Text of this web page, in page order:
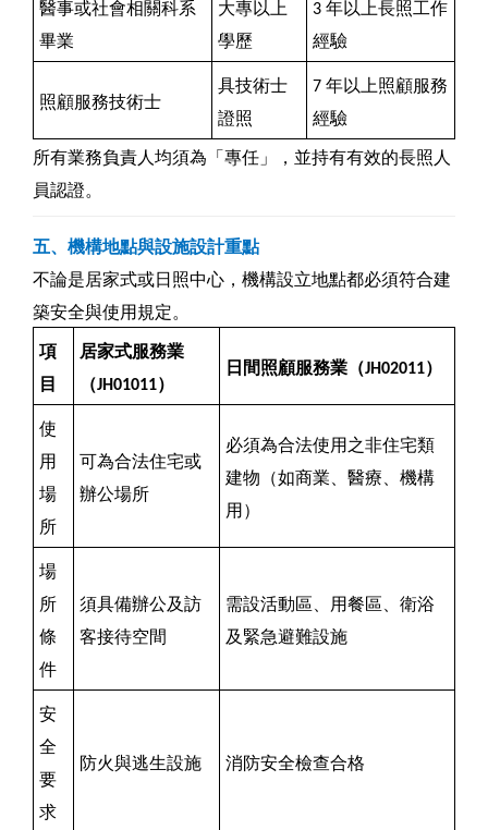
醫事或社會相關科系
畢業
大專以上
學歷
3 年以上長照工作
經驗
照顧服務技術士
具技術士
證照
7 年以上照顧服務
經驗
所有業務負責人均須為「專任」，並持有有效的長照人
員認證。
五、機構地點與設施設計重點
不論是居家式或日照中心，機構設立地點都必須符合建
築安全與使用規定。
項
目
居家式服務業
（JH01011）
日間照顧服務業（JH02011）
使
用
場
所
可為合法住宅或
辦公場所
必須為合法使用之非住宅類
建物（如商業、醫療、機構
用）
場
所
條
件
須具備辦公及訪
客接待空間
需設活動區、用餐區、衛浴
及緊急避難設施
安
全
要
求
防火與逃生設施 消防安全檢查合格